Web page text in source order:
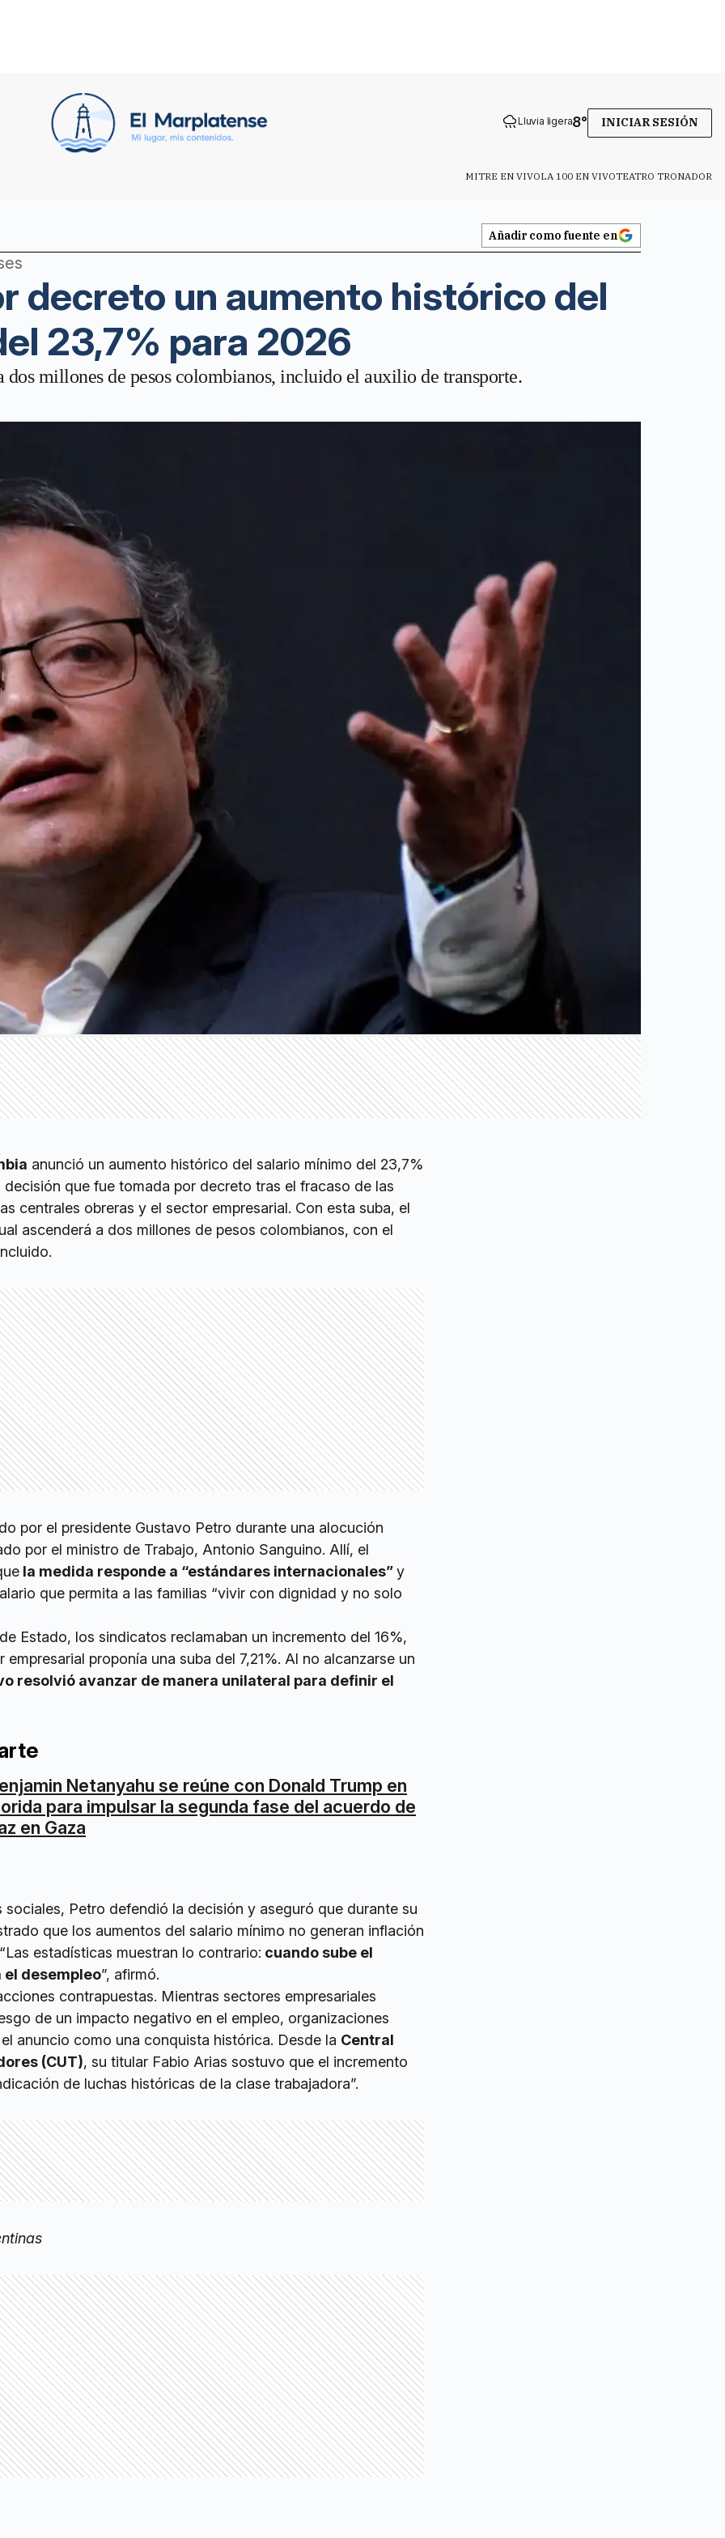
Lluvia ligera8° INICIAR SESIÓN
MITRE EN VIVOLA 100 EN VIVOTEATRO TRONADOR
Añadir como fuente en
decreto un aumento histórico del
23,7% para 2026
millones de pesos colombianos, incluido el auxilio de transporte.
anunció un aumento histórico del salario mínimo del 23,7%
decisión que fue tomada por decreto tras el fracaso de las
centrales obreras y el sector empresarial. Con esta suba, el
ascenderá a dos millones de pesos colombianos, con el
por el presidente Gustavo Petro durante una alocución
por el ministro de Trabajo, Antonio Sanguino. Allí, el
la medida responde a “estándares internacionales”y
que permita a las familias “vivir con dignidad y no solo
Estado, los sindicatos reclamaban un incremento del 16%,
proponía una suba del 7,21%. Al no alcanzarse un
resolvió avanzar de manera unilateral para definir el
Netanyahu se reúne con Donald Trump en
para impulsar la segunda fase del acuerdo de
en Gaza
sociales, Petro defendió la decisión y aseguró que durante su
que los aumentos del salario mínimo no generan inflación
estadísticas muestran lo contrario: cuando sube el
el desempleo”, afirmó.
contrapuestas. Mientras sectores empresariales
de un impacto negativo en el empleo, organizaciones
anuncio como una conquista histórica. Desde la Central
(CUT), su titular Fabio Arias sostuvo que el incremento
de luchas históricas de la clase trabajadora”.